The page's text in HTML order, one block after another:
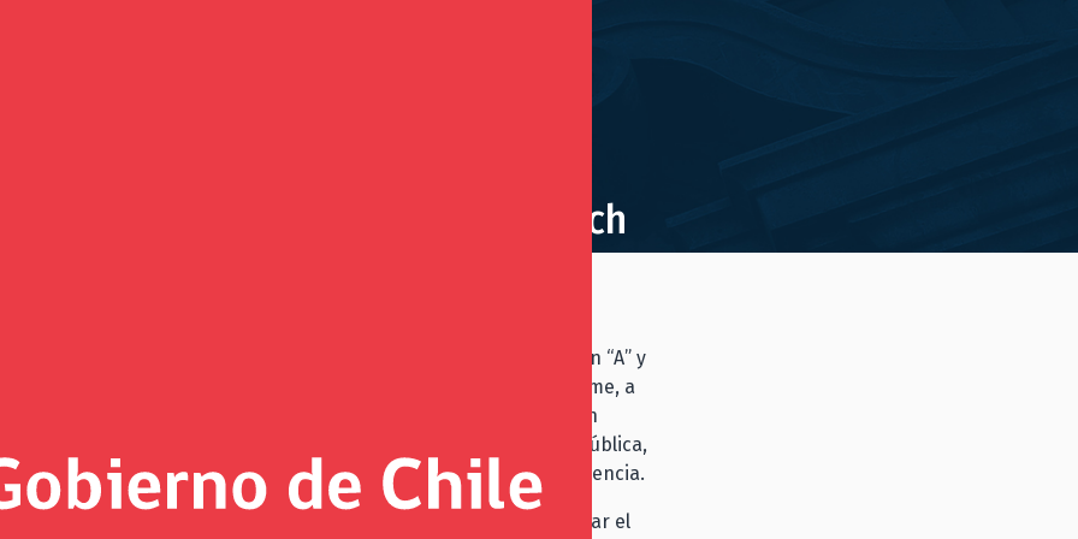
reporte de clasificadora Fitch
de riesgo Fitch mantuvo la clasificación de riesgo del país en “A” y
desde “estable” a “negativa”. Ello, según consigna el informe, a
internacional más complejo y volátil, y, en el plano local, un
menor crecimiento económico, mayores déficits fiscales y deuda pública,
incertidumbre política local y la persistencia de focos de violencia.
el Ministerio de Hacienda reafirma la importancia de recuperar el